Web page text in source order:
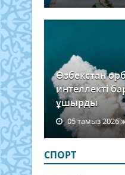
Өзбекстан
интеллекті
ұшырды
05 тамыз 2026
СПОРТ